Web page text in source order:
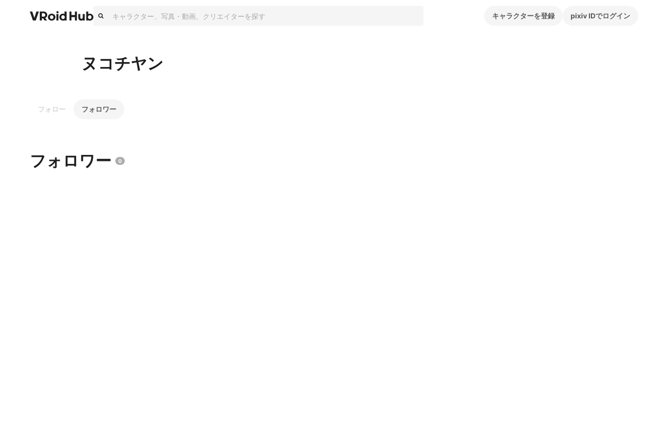
キャラクターを登録 pixiv IDでログイン
ヌコチヤン
フォロー フォロワー
フォロワー 0